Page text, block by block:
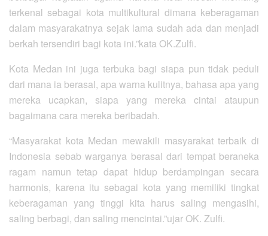
terkenal sebagai kota multikultural dimana keberagaman
dalam masyarakatnya sejak lama sudah ada dan menjadi
berkah tersendiri bagi kota ini.”kata OK.Zulfi.
Kota Medan ini juga terbuka bagi siapa pun tidak peduli
dari mana ia berasal, apa warna kulitnya, bahasa apa yang
mereka ucapkan, siapa yang mereka cintai ataupun
bagaimana cara mereka beribadah.
“Masyarakat kota Medan mewakili masyarakat terbaik di
Indonesia sebab warganya berasal dari tempat beraneka
ragam namun tetap dapat hidup berdampingan secara
harmonis, karena itu sebagai kota yang memiliki tingkat
keberagaman yang tinggi kita harus saling mengasihi,
saling berbagi, dan saling mencintai.”ujar OK. Zulfi.